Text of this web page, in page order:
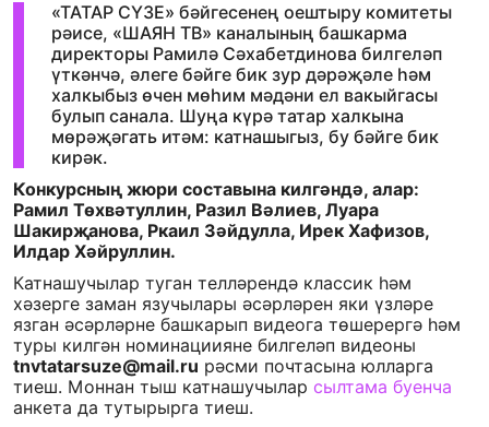
«ТАТАР СҮЗЕ» бәйгесенең оештыру комитеты
рәисе, «ШАЯН ТВ» каналының башкарма
директоры Рамилә Сәхабетдинова билгеләп
үткәнчә, әлеге бәйге бик зур дәрәҗәле һәм
халкыбыз өчен мөһим мәдәни ел вакыйгасы
булып санала. Шуңа күрә татар халкына
мөрәҗәгать итәм: катнашыгыз, бу бәйге бик
кирәк.
Конкурсның жюри составына килгәндә, алар:
Рамил Төхвәтуллин, Разил Вәлиев, Луара
Шакирҗанова, Ркаил Зәйдулла, Ирек Хафизов,
Илдар Хәйруллин.
Катнашучылар туган телләрендә классик һәм
хәзерге заман язучылары әсәрләрен яки үзләре
язган әсәрләрне башкарып видеога төшерергә һәм
туры килгән номинациияне билгеләп видеоны
tnvtatarsuze@mail.ru рәсми почтасына юлларга
тиеш. Моннан тыш катнашучылар сылтама буенча
анкета да тутырырга тиеш.